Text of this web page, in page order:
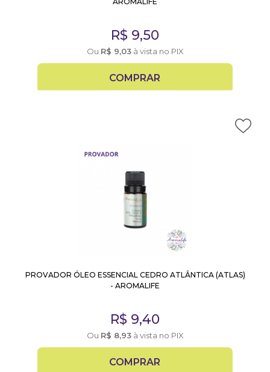
R$ 9,50
Ou R$ 9,03à vista no PIX
COMPRAR
PROVADOR ÓLEO ESSENCIAL CEDRO ATLÂNTICA (ATLAS)
- AROMALIFE
R$ 9,40
Ou R$ 8,93à vista no PIX
COMPRAR